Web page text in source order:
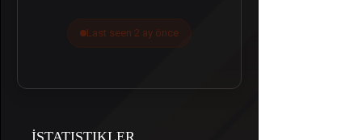
Last seen 2 ay önce
İSTATISTIKLER